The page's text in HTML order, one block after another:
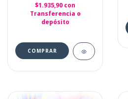
$1.935,90 con
Transferencia o
depósito